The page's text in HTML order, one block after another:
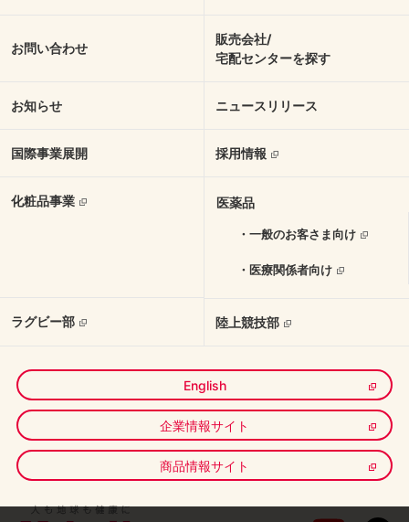
English
企業情報サイト
商品情報サイト
お問い合わせ
販売会社/
宅配センターを探す
お知らせ ニュースリリース
国際事業展開 採用情報
化粧品事業 医薬品
・一般のお客さま向け
・医療関係者向け
ラグビー部 陸上競技部